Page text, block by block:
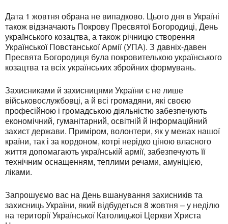
Дата 1 жовтня обрана не випадково. Цього дня в Україні
також відзначають Покрову Пресвятої Богородиці, День
українського козацтва, а також річницю створення
Української Повстанської Армії (УПА). З давніх-давен
Пресвята Богородиця була покровителькою українського
козацтва та всіх українських збройних формувань.
Захисниками й захисницями України є не лише
військовослужбовці, а й всі громадяни, які своєю
професійною і громадською діяльністю забезпечують
економічний, гуманітарний, освітній й інформаційний
захист держави. Приміром, волонтери, як у межах нашої
країни, так і за кордоном, котрі нерідко ціною власного
життя допомагають українській армії, забезпечують її
технічним оснащенням, теплими речами, амуніцією,
ліками.
Запрошуємо вас на День вшанування захисників та
захисниць України, який відбудеться 8 жовтня – у неділю
на території Української Католицької Церкви Христа